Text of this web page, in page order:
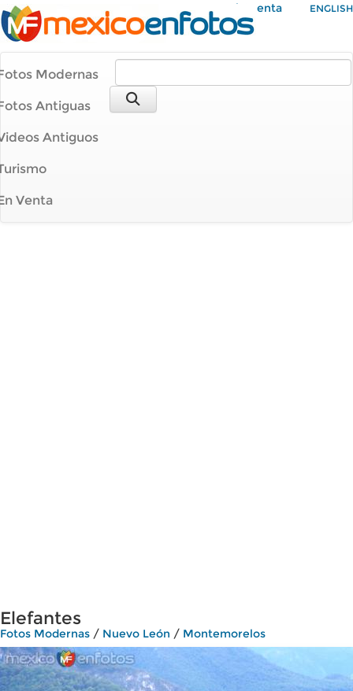
Mi Cuenta ENGLISH
Modernas
Antiguas
Antiguos
Venta
Elefantes
Fotos Modernas / Nuevo León / Montemorelos